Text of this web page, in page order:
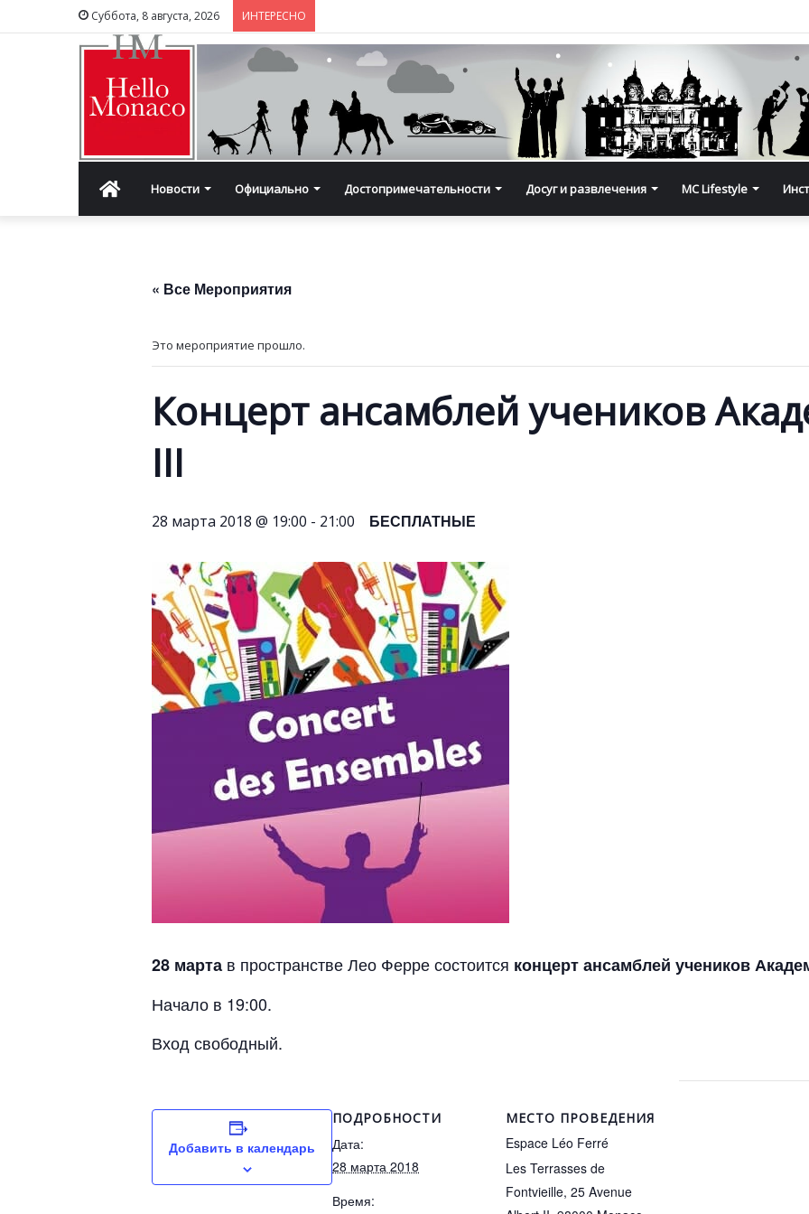
Суббота, 8 августа, 2026 ИНТЕРЕСНО
ГлавнаяНовости Официально Достопримечательности Досуг и развлечения MC Lifestyle
« Все Мероприятия
Это мероприятие прошло.
Концерт ансамблей учеников
III
28 марта 2018 @ 19:00 - 21:00 БЕСПЛАТНЫЕ
28 марта в пространстве Лео Ферре состоится концерт ансамблей учеников
Начало в 19:00.
Вход свободный.
Добавить в календарь
ПОДРОБНОСТИ
Дата:
28 марта 2018
Время:
МЕСТО ПРОВЕДЕНИЯ
Espace Léo Ferré
Les Terrasses de
Fontvieille, 25 Avenue